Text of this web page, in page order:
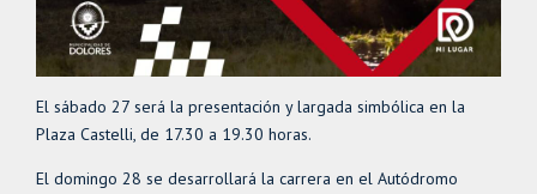
El sábado 27 será la presentación y largada simbólica en la
Plaza Castelli, de 17.30 a 19.30 horas.
El domingo 28 se desarrollará la carrera en el Autódromo